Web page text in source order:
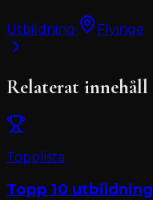
Utbildning· Flyinge
Relaterat innehåll
Topplista
Topp 10 utbildning